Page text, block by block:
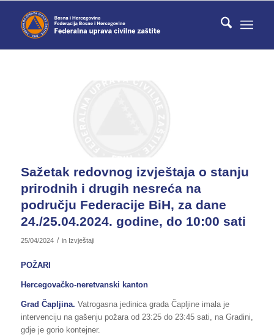
Sažetak redovnog izvještaja o stanju
prirodnih i drugih nesreća na
području Federacije BiH, za dane
24./25.04.2024. godine, do 10:00 sati
25/04/2024 / in Izvještaji
POŽARI
Hercegovačko-neretvanski kanton
Grad Čapljina. Vatrogasna jedinica grada Čapljine imala je
intervenciju na gašenju požara od 23:25 do 23:45 sati, na Gradini,
gdje je gorio kontejner.